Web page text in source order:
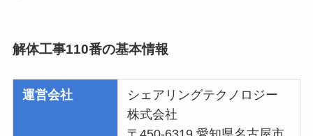
解体工事110番の基本情報
運営会社
シェアリングテクノロジー
株式会社